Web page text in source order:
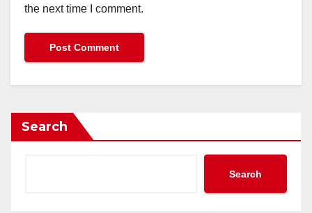
the next time I comment.
Search
Search